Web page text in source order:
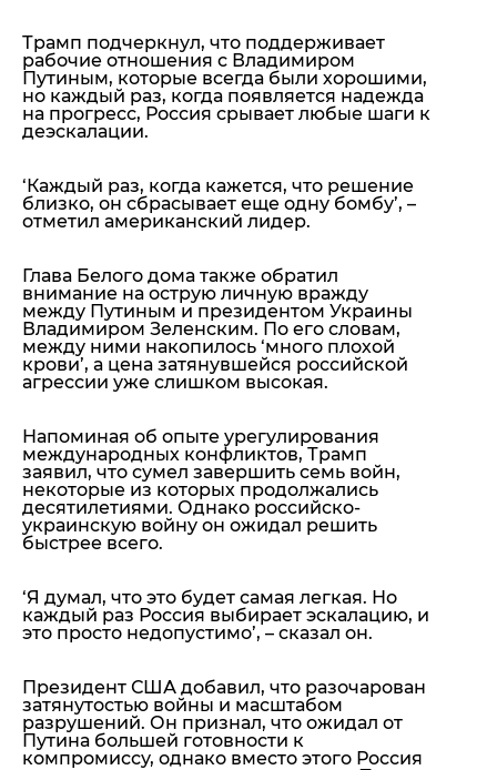
Трамп подчеркнул, что поддерживает
рабочие отношения с Владимиром
Путиным, которые всегда были хорошими,
но каждый раз, когда появляется надежда
на прогресс, Россия срывает любые шаги к
деэскалации.
‘Каждый раз, когда кажется, что решение
близко, он сбрасывает еще одну бомбу’, –
отметил американский лидер.
Глава Белого дома также обратил
внимание на острую личную вражду
между Путиным и президентом Украины
Владимиром Зеленским. По его словам,
между ними накопилось ‘много плохой
крови’, а цена затянувшейся российской
агрессии уже слишком высокая.
Напоминая об опыте урегулирования
международных конфликтов, Трамп
заявил, что сумел завершить семь войн,
некоторые из которых продолжались
десятилетиями. Однако российско-
украинскую войну он ожидал решить
быстрее всего.
‘Я думал, что это будет самая легкая. Но
каждый раз Россия выбирает эскалацию, и
это просто недопустимо’, – сказал он.
Президент США добавил, что разочарован
затянутостью войны и масштабом
разрушений. Он признал, что ожидал от
Путина большей готовности к
компромиссу, однако вместо этого Россия